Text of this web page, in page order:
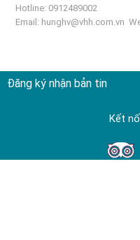
Hotline: 0912489002
Email: hunghv@vhh.com.vn
Đăng ký nhận bản tin
Kết